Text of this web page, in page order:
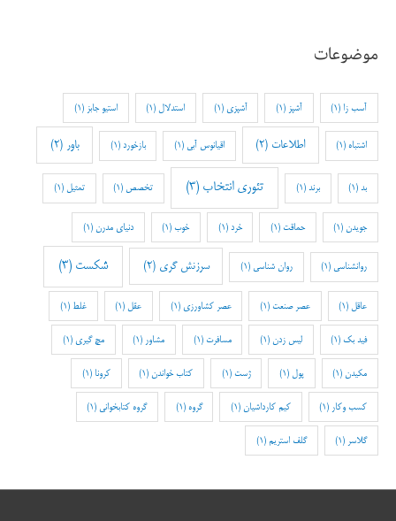
موضوعات
آسب زا (1) آشپز (1) آشپزی (1) استدلال (1) استیو جابز (1)
اشتباه (1) اطلاعات (2) اقیانوس آبی (1) بازخورد (1) باور (2)
بد(1) برند (1) تئوری انتخاب (3) تخصص (1) تمثیل (1)
جویدن (1) حماقت (1) خرد (1) خوب(1) دنیای مدرن (1)
روانشناسی (1) روان شناسی (1) سرزنش گری (2) شکست (3)
عاقل (1) عصر صنعت (1) عصر کشاورزی (1) عقل (1) غلط (1)
فید بک(1) لیس زدن (1) مسافرت (1) مشاور (1) مچ گیری (1)
مکیدن (1) پول (1) ژست (1) کتاب خواندن (1) کرونا (1)
کسب وکار (1) کیم کارداشیان (1) گروه (1) گروه کتابخوانی (1)
گلاسر (1) گلف استریم (1)